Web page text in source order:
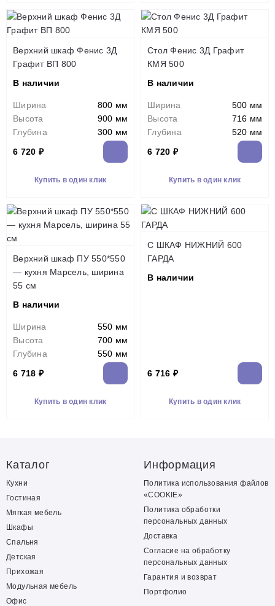
Верхний шкаф Фенис 3Д
Графит ВП 800
В наличии
Ширина
800 мм
Высота
900 мм
Глубина
300 мм
6 720 ₽
Купить в один клик
Стол Фенис 3Д Графит
КМЯ 500
В наличии
Ширина
500 мм
Высота
716 мм
Глубина
520 мм
6 720 ₽
Купить в один клик
Верхний шкаф ПУ 550*550
— кухня Марсель, ширина
55 см
В наличии
Ширина
550 мм
Высота
700 мм
Глубина
550 мм
6 718 ₽
Купить в один клик
С ШКАФ НИЖНИЙ 600
ГАРДА
В наличии
6 716 ₽
Купить в один клик
Каталог
Кухни
Гостиная
Мягкая мебель
Шкафы
Спальня
Детская
Прихожая
Модульная мебель
Офис
Информация
Политика использования файлов
«COOKIE»
Политика обработки
персональных данных
Доставка
Согласие на обработку
персональных данных
Гарантия и возврат
Портфолио